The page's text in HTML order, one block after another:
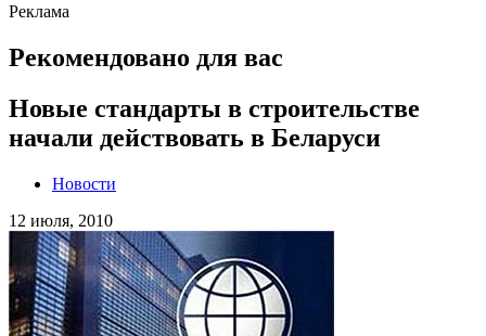
Реклама
Рекомендовано для вас
Новые стандарты в строительстве
начали действовать в Беларуси
Новости
12 июля, 2010